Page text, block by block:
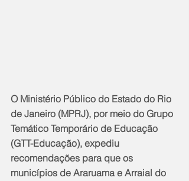
O Ministério Público do Estado do Rio
de Janeiro (MPRJ), por meio do Grupo
Temático Temporário de Educação
(GTT-Educação), expediu
recomendações para que os
municípios de Araruama e Arraial do